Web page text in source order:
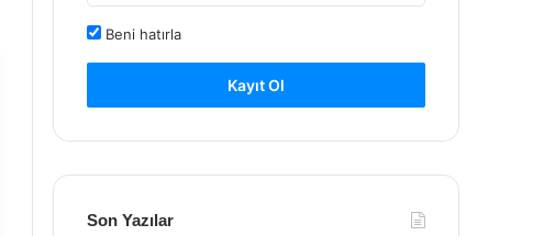
Beni hatırla
Kayıt Ol
Son Yazılar